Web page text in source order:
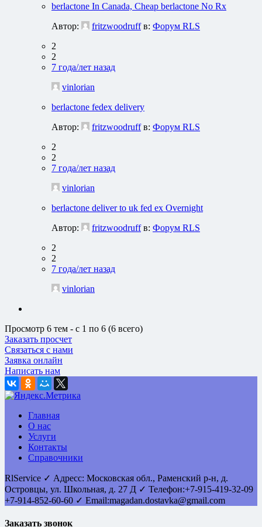
berlactone In Canada, Cheap berlactone No Rx
Автор:
fritzwoodruff в: Форум RLS
2
2
7 года/лет назад
vinlorian
berlactone fedex delivery
Автор:
fritzwoodruff в: Форум RLS
2
2
7 года/лет назад
vinlorian
berlactone deliver to uk fed ex Overnight
Автор:
fritzwoodruff в: Форум RLS
2
2
7 года/лет назад
vinlorian
Просмотр 6 тем - с 1 по 6 (6 всего)
Заказать просчет
Связаться с нами
Заявка онлайн
Написать нам
Главная
О нас
Услуги
Контакты
Справочники
RlService ✓ Адресс: Московская обл., Раменский р-н, д.
Островцы, ул. Школьная, д. 27 Д ✓ Телефон:+7-915-419-32-09
+7-914-852-60-60 ✓ Email:magadan.dostavka@gmail.com
Заказать звонок